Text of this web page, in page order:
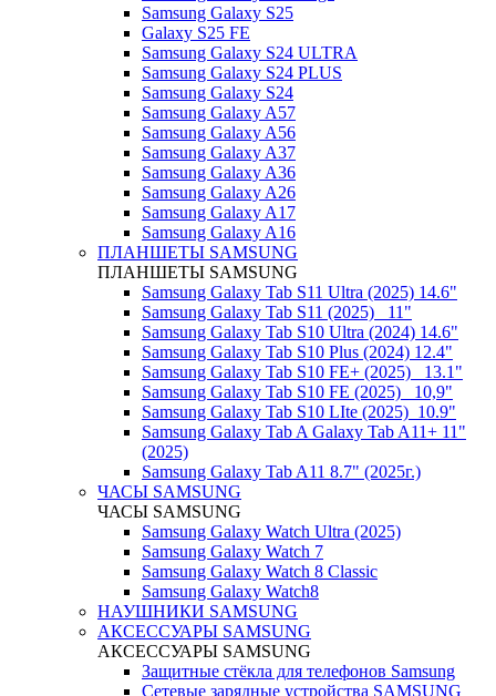
Samsung Galaxy S25
Galaxy S25 FE
Samsung Galaxy S24 ULTRA
Samsung Galaxy S24 PLUS
Samsung Galaxy S24
Samsung Galaxy A57
Samsung Galaxy A56
Samsung Galaxy A37
Samsung Galaxy A36
Samsung Galaxy A26
Samsung Galaxy A17
Samsung Galaxy A16
ПЛАНШЕТЫ SAMSUNG
ПЛАНШЕТЫ SAMSUNG
Samsung Galaxy Tab S11 Ultra (2025) 14.6"
Samsung Galaxy Tab S11 (2025) _11"
Samsung Galaxy Tab S10 Ultra (2024) 14.6"
Samsung Galaxy Tab S10 Plus (2024) 12.4"
Samsung Galaxy Tab S10 FE+ (2025)_ 13.1"
Samsung Galaxy Tab S10 FE (2025)_ 10,9"
Samsung Galaxy Tab S10 LIte (2025)_10.9"
Samsung Galaxy Tab A Galaxy Tab A11+ 11"
(2025)
Samsung Galaxy Tab A11 8.7" (2025г.)
ЧАСЫ SAMSUNG
ЧАСЫ SAMSUNG
Samsung Galaxy Watch Ultra (2025)
Samsung Galaxy Watch 7
Samsung Galaxy Watch 8 Classic
Samsung Galaxy Watch8
НАУШНИКИ SAMSUNG
АКСЕССУАРЫ SAMSUNG
АКСЕССУАРЫ SAMSUNG
Защитные стёкла для телефонов Samsung
Сетевые зарядные устройства SAMSUNG